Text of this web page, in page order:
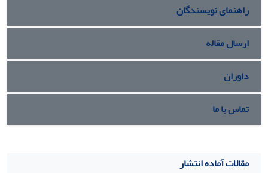
راهنمای نویسندگان
ارسال مقاله
داوران
تماس با ما
مقالات آماده انتشار